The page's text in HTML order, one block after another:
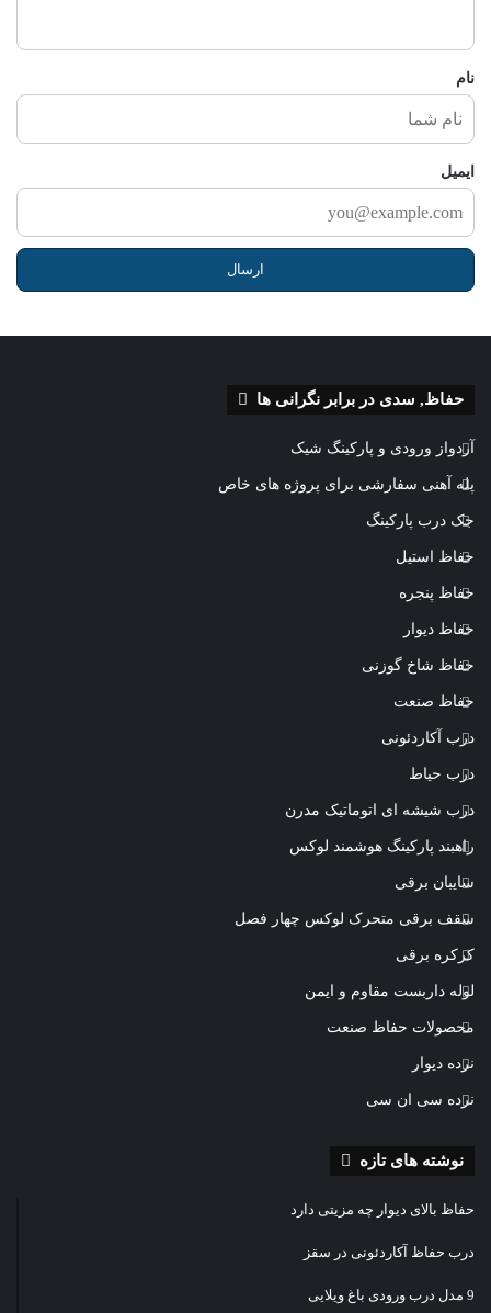
نام
ایمیل
حفاظ, سدی در برابر نگرانی ها
آردواز ورودی و پارکینگ شیک
پله آهنی سفارشی برای پروژه های خاص
جک درب پارکینگ
حفاظ استیل
حفاظ پنجره
حفاظ دیوار
حفاظ شاخ گوزنی
حفاظ صنعت
درب آکاردئونی
درب حیاط
درب شیشه ای اتوماتیک مدرن
راهبند پارکینگ هوشمند لوکس
سایبان برقی
سقف برقی متحرک لوکس چهار فصل
کرکره برقی
لوله داربست مقاوم و ایمن
محصولات حفاظ صنعت
نرده دیوار
نرده سی ان سی
نوشته های تازه
حفاظ بالای دیوار چه مزیتی دارد
درب حفاظ آکاردئونی در سقز
9 مدل درب ورودی باغ ویلایی